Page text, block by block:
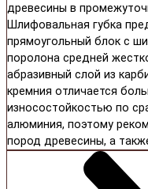
древесины в
Шлифовальная губка
прямоугольный блок с
поролона средней
абразивный слой из
кремния отличается
износостойкостью по
алюминия, поэтому
пород древесины, а